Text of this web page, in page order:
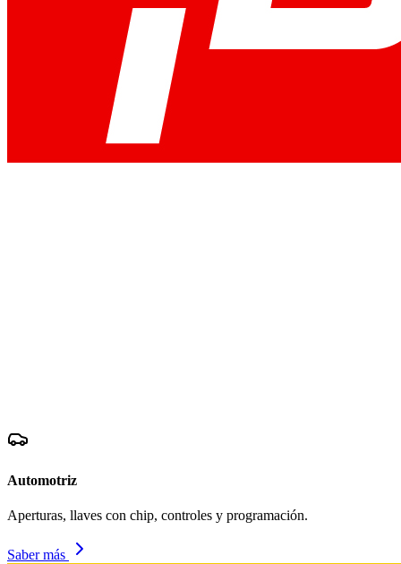
Automotriz
Aperturas, llaves con chip, controles y programación.
Saber más